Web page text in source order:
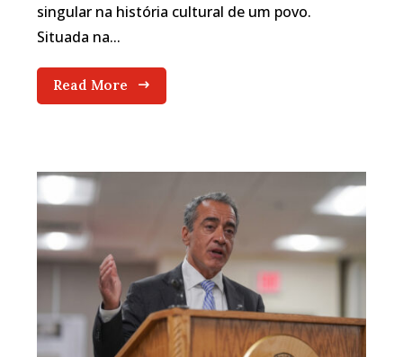
singular na história cultural de um povo.
Situada na...
Read More